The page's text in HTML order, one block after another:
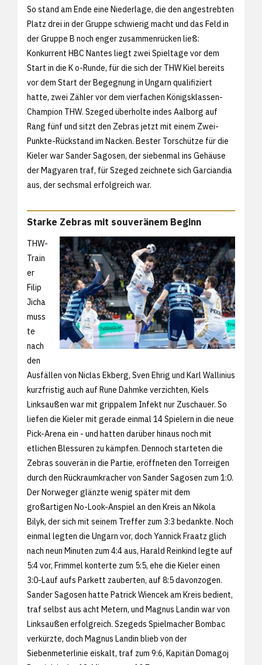
So stand am Ende eine Niederlage, die den angestrebten
Platz drei in der Gruppe schwierig macht und das Feld in
der Gruppe B noch enger zusammenrücken ließ:
Konkurrent HBC Nantes liegt zwei Spieltage vor dem
Start in die K o-Runde, für die sich der THW Kiel bereits
vor dem Start der Begegnung in Ungarn qualifiziert
hatte, zwei Zähler vor dem vierfachen Königsklassen-
Champion THW. Szeged überholte indes Aalborg auf
Rang fünf und sitzt den Zebras jetzt mit einem Zwei-
Punkte-Rückstand im Nacken. Bester Torschütze für die
Kieler war Sander Sagosen, der siebenmal ins Gehäuse
der Magyaren traf, für Szeged zeichnete sich Garciandia
aus, der sechsmal erfolgreich war.
Starke Zebras mit souveränem Beginn
THW-
Train
er
Filip
Jicha
muss
te
nach
den
Ausfällen von Niclas Ekberg, Sven Ehrig und Karl Wallinius
kurzfristig auch auf Rune Dahmke verzichten, Kiels
Linksaußen war mit grippalem Infekt nur Zuschauer. So
liefen die Kieler mit gerade einmal 14 Spielern in die neue
Pick-Arena ein - und hatten darüber hinaus noch mit
etlichen Blessuren zu kämpfen. Dennoch starteten die
Zebras souverän in die Partie, eröffneten den Torreigen
durch den Rückraumkracher von Sander Sagosen zum 1:0.
Der Norweger glänzte wenig später mit dem
großartigen No-Look-Anspiel an den Kreis an Nikola
Bilyk, der sich mit seinem Treffer zum 3:3 bedankte. Noch
einmal legten die Ungarn vor, doch Yannick Fraatz glich
nach neun Minuten zum 4:4 aus, Harald Reinkind legte auf
5:4 vor, Frimmel konterte zum 5:5, ehe die Kieler einen
3:0-Lauf aufs Parkett zauberten, auf 8:5 davonzogen.
Sander Sagosen hatte Patrick Wiencek am Kreis bedient,
traf selbst aus acht Metern, und Magnus Landin war von
Linksaußen erfolgreich. Szegeds Spielmacher Bombac
verkürzte, doch Magnus Landin blieb von der
Siebenmeterlinie eiskalt, traf zum 9:6, Kapitän Domagoj